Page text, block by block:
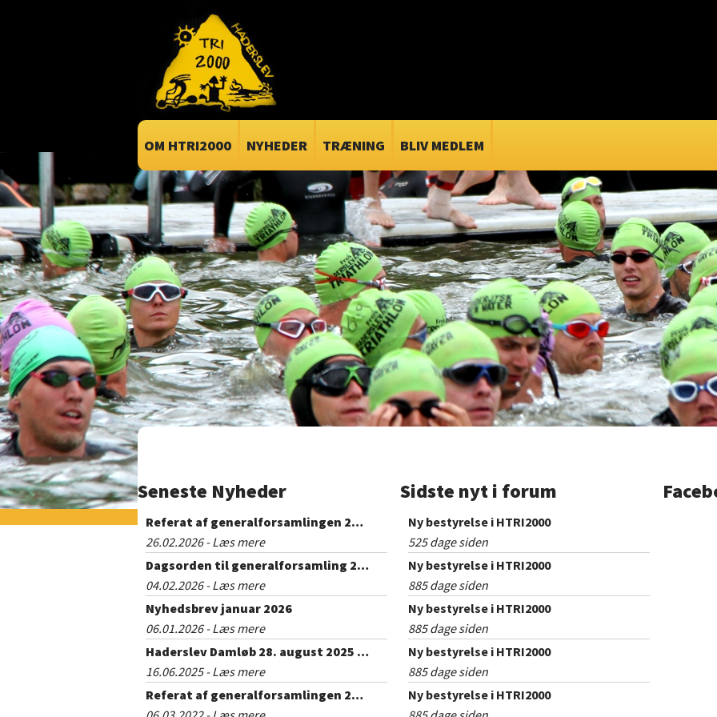
OM HTRI2000 NYHEDER TRÆNING BLIV MEDLEM
Seneste Nyheder Sidste nyt i forum